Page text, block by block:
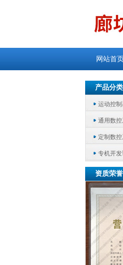
网站首页
产品分类
运动控制
通用数
定制数
专机开发
资质荣誉